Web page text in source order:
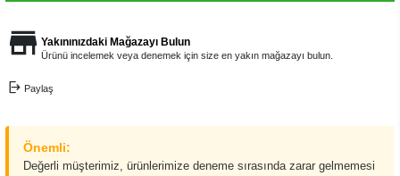
Yakınınızdaki Mağazayı Bulun
Ürünü incelemek veya denemek için size en yakın mağazayı bulun.
Paylaş
Önemli:
Değerli müşterimiz, ürünlerimize deneme sırasında zarar gelmemesi